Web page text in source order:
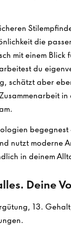
die
mit einem Blick
du
schätzt aber
in
nutzt moderne
in deinem
Deine
13.